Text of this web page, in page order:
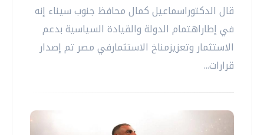
قال الدكتوراسماعيل كمال محافظ جنوب سيناء إنه
في إطاراهتمام الدولة والقيادة السياسية بدعم
الاستثمار وتعزيزمناخ الاستثمارفي مصر تم إصدار
قرارات...